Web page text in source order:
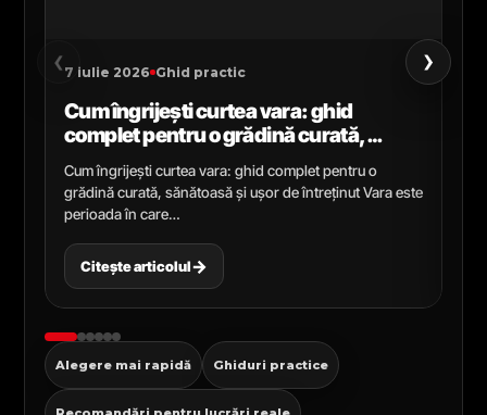
‹ 7 iulie 2026 Ghid practic
Cum îngrijești curtea vara: ghid
complet pentru o grădină curată,
sănătoasă și ușor de întreținut
Cum îngrijești curtea vara: ghid complet pentru o
grădină curată, sănătoasă și ușor de întreținut Vara este
perioada în care…
Citește articolul→
›
Alegere mai rapidă Ghiduri practice